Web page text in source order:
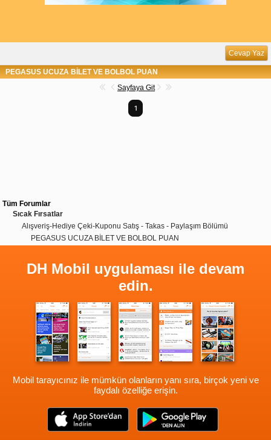
Cevap Yaz
PEGASUS UCUZA BİLET VE BOLBOL PUAN
Sayfaya Git
1
Tüm Forumlar
Sıcak Fırsatlar
Alışveriş-Hediye Çeki-Kuponu Satış - Takas - Paylaşım Bölümü
PEGASUS UCUZA BİLET VE BOLBOL PUAN
DH Mobil uygulaması ile devam
edin.
Mobil tarayıcınız ile mümkün olanların yanı sıra, birçok yeni ve
faydalı özelliğe erişin.